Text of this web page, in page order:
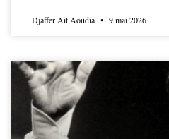
Djaffer Ait Aoudia 9 mai 2026